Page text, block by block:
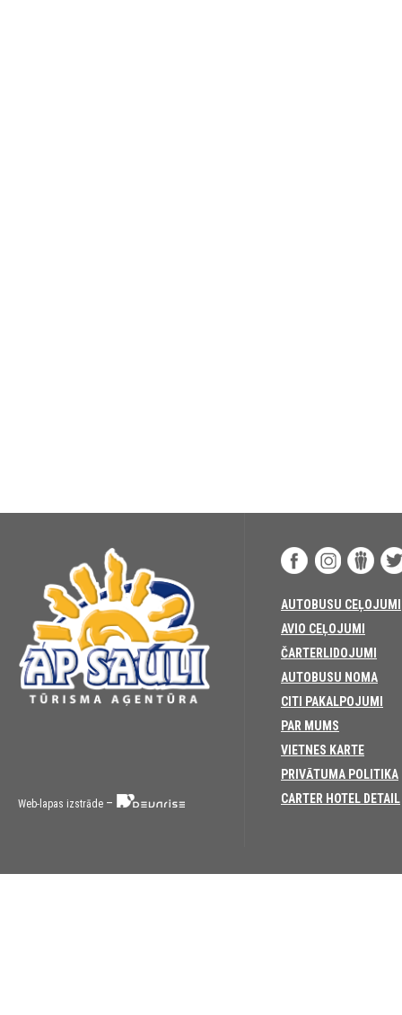
Web-lapas izstrāde –
AUTOBUSU CEĻOJUMI
AVIO CEĻOJUMI
ČARTERLIDOJUMI
AUTOBUSU NOMA
CITI PAKALPOJUMI
PAR MUMS
VIETNES KARTE
PRIVĀTUMA POLITIKA
CARTER HOTEL DETAIL